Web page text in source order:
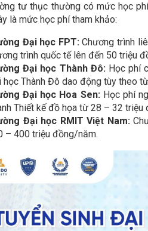
tư thục thường có mức học
là mức học phí tham khảo:
Đại học FPT:Chương trình
trình quốc tế lên đến 50 triệu
Đại học Thành Đô: Học phí
Thành Đô dao động tùy theo
Đại học Hoa Sen:Học phí
Thiết kế đồ họa từ 28 – 32 triệu
Đại học RMIT Việt Nam:
– 400 triệu đồng/năm.